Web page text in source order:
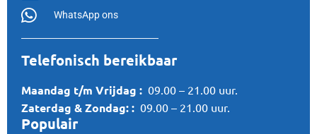
WhatsApp ons
Telefonisch bereikbaar
Maandag t/m Vrijdag : 09.00 – 21.00 uur.
Zaterdag &Zondag:: 09.00 – 21.00 uur.
Populair